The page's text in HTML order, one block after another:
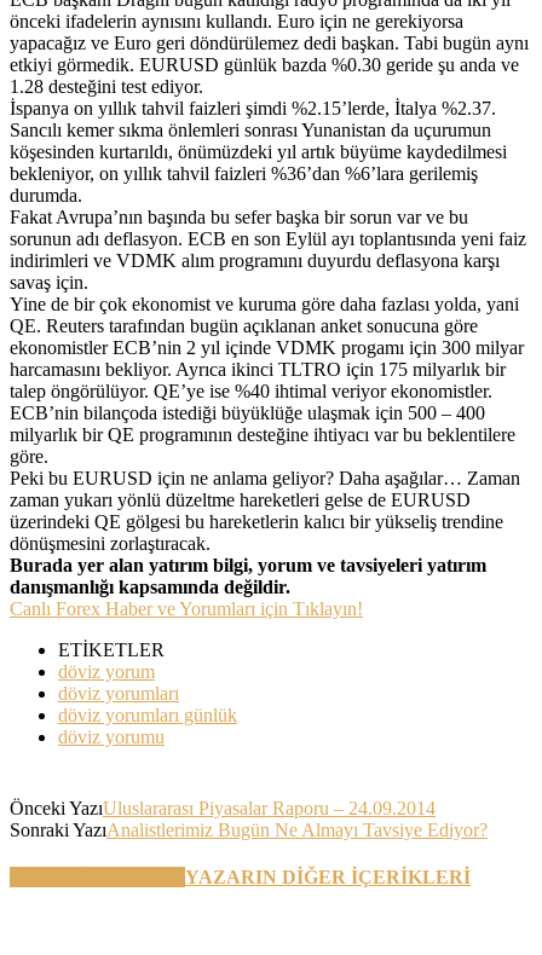
önceki ifadelerin aynısını kullandı. Euro için ne gerekiyorsa
yapacağız ve Euro geri döndürülemez dedi başkan. Tabi bugün aynı
etkiyi görmedik. EURUSD günlük bazda %0.30 geride şu anda ve
1.28 desteğini test ediyor.
İspanya on yıllık tahvil faizleri şimdi %2.15’lerde, İtalya %2.37.
Sancılı kemer sıkma önlemleri sonrası Yunanistan da uçurumun
köşesinden kurtarıldı, önümüzdeki yıl artık büyüme kaydedilmesi
bekleniyor, on yıllık tahvil faizleri %36’dan %6’lara gerilemiş
durumda.
Fakat Avrupa’nın başında bu sefer başka bir sorun var ve bu
sorunun adı deflasyon. ECB en son Eylül ayı toplantısında yeni faiz
indirimleri ve VDMK alım programını duyurdu deflasyona karşı
savaş için.
Yine de bir çok ekonomist ve kuruma göre daha fazlası yolda, yani
QE. Reuters tarafından bugün açıklanan anket sonucuna göre
ekonomistler ECB’nin 2 yıl içinde VDMK progamı için 300 milyar
harcamasını bekliyor. Ayrıca ikinci TLTRO için 175 milyarlık bir
talep öngörülüyor. QE’ye ise %40 ihtimal veriyor ekonomistler.
ECB’nin bilançoda istediği büyüklüğe ulaşmak için 500 – 400
milyarlık bir QE programının desteğine ihtiyacı var bu beklentilere
göre.
Peki bu EURUSD için ne anlama geliyor? Daha aşağılar… Zaman
zaman yukarı yönlü düzeltme hareketleri gelse de EURUSD
üzerindeki QE gölgesi bu hareketlerin kalıcı bir yükseliş trendine
dönüşmesini zorlaştıracak.
Burada yer alan yatırım bilgi, yorum ve tavsiyeleri yatırım
danışmanlığı kapsamında değildir.
Canlı Forex Haber ve Yorumları için Tıklayın!
ETİKETLER
döviz yorum
döviz yorumları
döviz yorumları günlük
döviz yorumu
Önceki YazıUluslararası Piyasalar Raporu – 24.09.2014
Sonraki YazıAnalistlerimiz Bugün Ne Almayı Tavsiye Ediyor?
YAZARIN DİĞER İÇERİKLERİ